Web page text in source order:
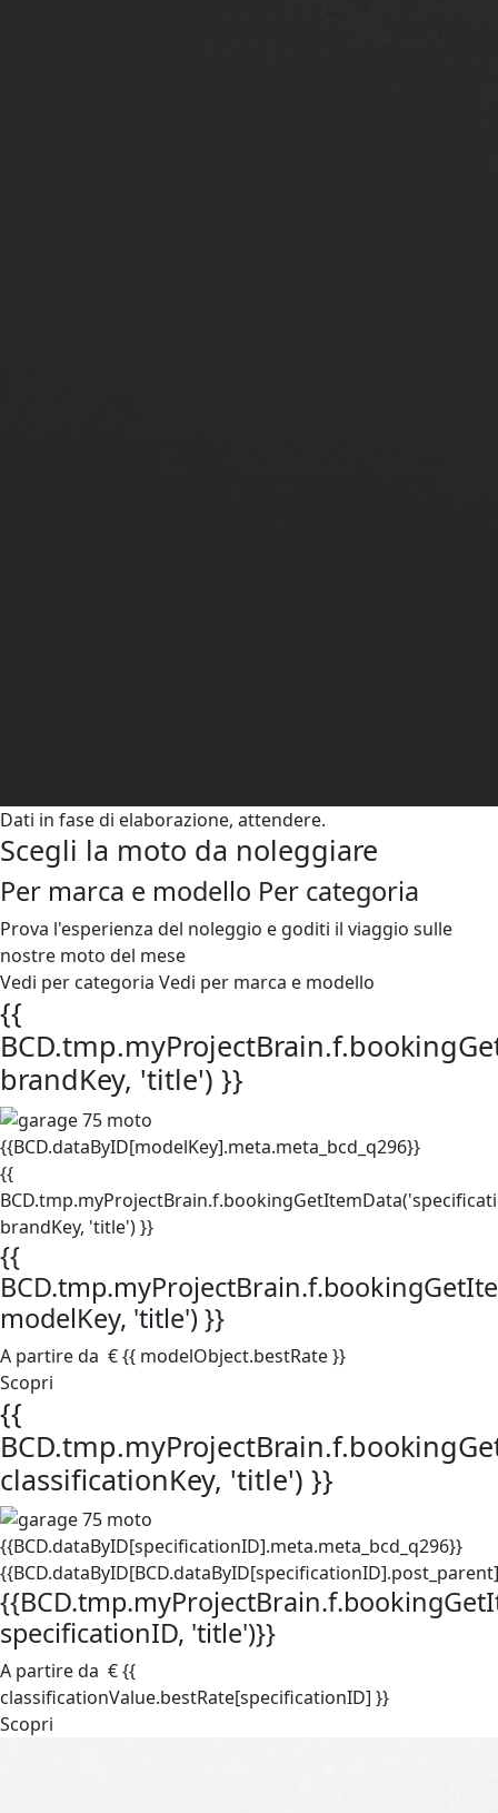
Dati in fase di elaborazione, attendere.
Scegli la moto da noleggiare
Per marca e modello Per categoria
Prova l'esperienza del noleggio e goditi il viaggio sulle
nostre moto del mese
Vedi per categoria Vedi per marca e modello
{{
brandKey, 'title') }}
{{BCD.dataByID[modelKey].meta.meta_bcd_q296}}
{{
brandKey, 'title') }}
{{
modelKey, 'title') }}
A partire da € {{ modelObject.bestRate }}
Scopri
{{
classificationKey, 'title') }}
{{BCD.dataByID[specificationID].meta.meta_bcd_q296}}
specificationID, 'title')}}
A partire da € {{
classificationValue.bestRate[specificationID] }}
Scopri